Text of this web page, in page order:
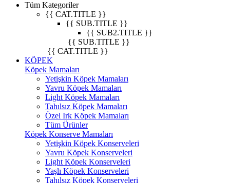
Tüm Kategoriler
{{ CAT.TITLE }}
{{ SUB.TITLE }}
{{ SUB2.TITLE }}
{{ SUB.TITLE }}
{{ CAT.TITLE }}
KÖPEK
Köpek Mamaları
Yetişkin Köpek Mamaları
Yavru Köpek Mamaları
Light Köpek Mamaları
Tahılsız Köpek Mamaları
Özel Irk Köpek Mamaları
Tüm Ürünler
Köpek Konserve Mamaları
Yetişkin Köpek Konserveleri
Yavru Köpek Konserveleri
Light Köpek Konserveleri
Yaşlı Köpek Konserveleri
Tahılsız Köpek Konserveleri